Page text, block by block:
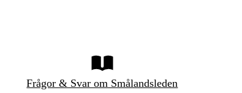
Frågor & Svar om Smålandsleden